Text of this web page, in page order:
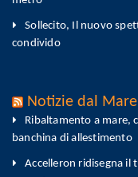
Sollecito, Il nuovo
condivido
Notizie dal Mare
Ribaltamento a mare,
banchina di allestimento
Accelleron ridisegna il